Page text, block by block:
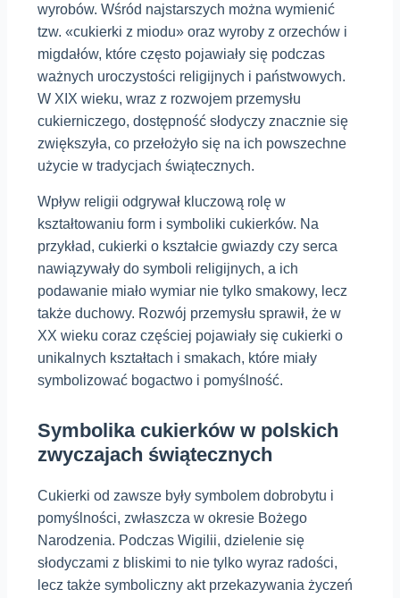
wyrobów. Wśród najstarszych można wymienić
tzw. «cukierki z miodu» oraz wyroby z orzechów i
migdałów, które często pojawiały się podczas
ważnych uroczystości religijnych i państwowych.
W XIX wieku, wraz z rozwojem przemysłu
cukierniczego, dostępność słodyczy znacznie się
zwiększyła, co przełożyło się na ich powszechne
użycie w tradycjach świątecznych.
Wpływ religii odgrywał kluczową rolę w
kształtowaniu form i symboliki cukierków. Na
przykład, cukierki o kształcie gwiazdy czy serca
nawiązywały do symboli religijnych, a ich
podawanie miało wymiar nie tylko smakowy, lecz
także duchowy. Rozwój przemysłu sprawił, że w
XX wieku coraz częściej pojawiały się cukierki o
unikalnych kształtach i smakach, które miały
symbolizować bogactwo i pomyślność.
Symbolika cukierków w polskich
zwyczajach świątecznych
Cukierki od zawsze były symbolem dobrobytu i
pomyślności, zwłaszcza w okresie Bożego
Narodzenia. Podczas Wigilii, dzielenie się
słodyczami z bliskimi to nie tylko wyraz radości,
lecz także symboliczny akt przekazywania życzeń